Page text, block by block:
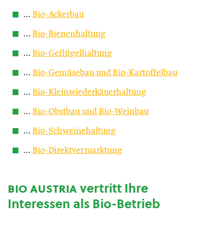
… Bio-Ackerbau
… Bio-Bienenhaltung
… Bio-Geflügelhaltung
… Bio-Gemüsebau und Bio-Kartoffelbau
… Bio-Kleinwiederkäuerhaltung
… Bio-Obstbau und Bio-Weinbau
… Bio-Schweinehaltung
… Bio-Direktvermarktung
bio austriavertritt Ihre
Interessen als Bio-Betrieb